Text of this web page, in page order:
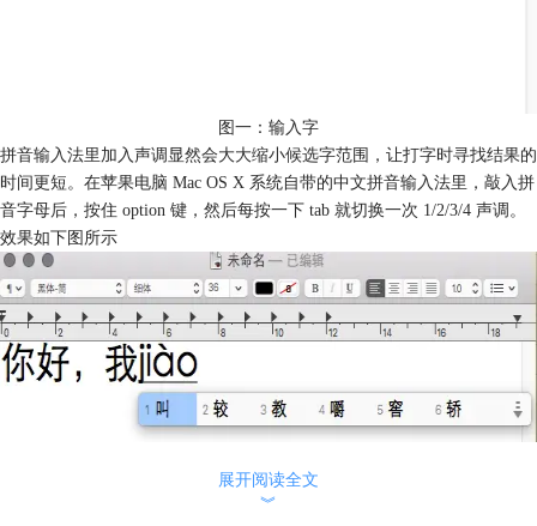
图一：输入字
拼音输入法里加入声调显然会大大缩小候选字范围，让打字时寻找结果的
时间更短。在苹果电脑 Mac OS X 系统自带的中文拼音输入法里，敲入拼
音字母后，按住 option 键，然后每按一下 tab 就切换一次 1/2/3/4 声调。
效果如下图所示
展开阅读全文
︾